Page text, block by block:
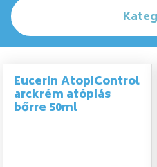
Eucerin AtopiControl
arckrém atópiás
bőrre 50ml